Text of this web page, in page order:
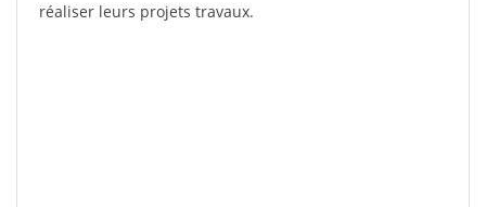
réaliser leurs projets travaux.